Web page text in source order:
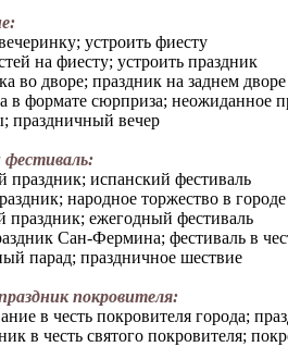
устроить фиесту
на фиесту; устроить праздник
во дворе; праздник на заднем дворе
в формате сюрприза; неожиданное
вечер
фестиваль:
испанский фестиваль
народное торжество в городе
ежегодный фестиваль
Сан-Фермина; фестиваль в
парад; праздничное шествие
покровителя:
в честь покровителя города;
в честь святого покровителя;